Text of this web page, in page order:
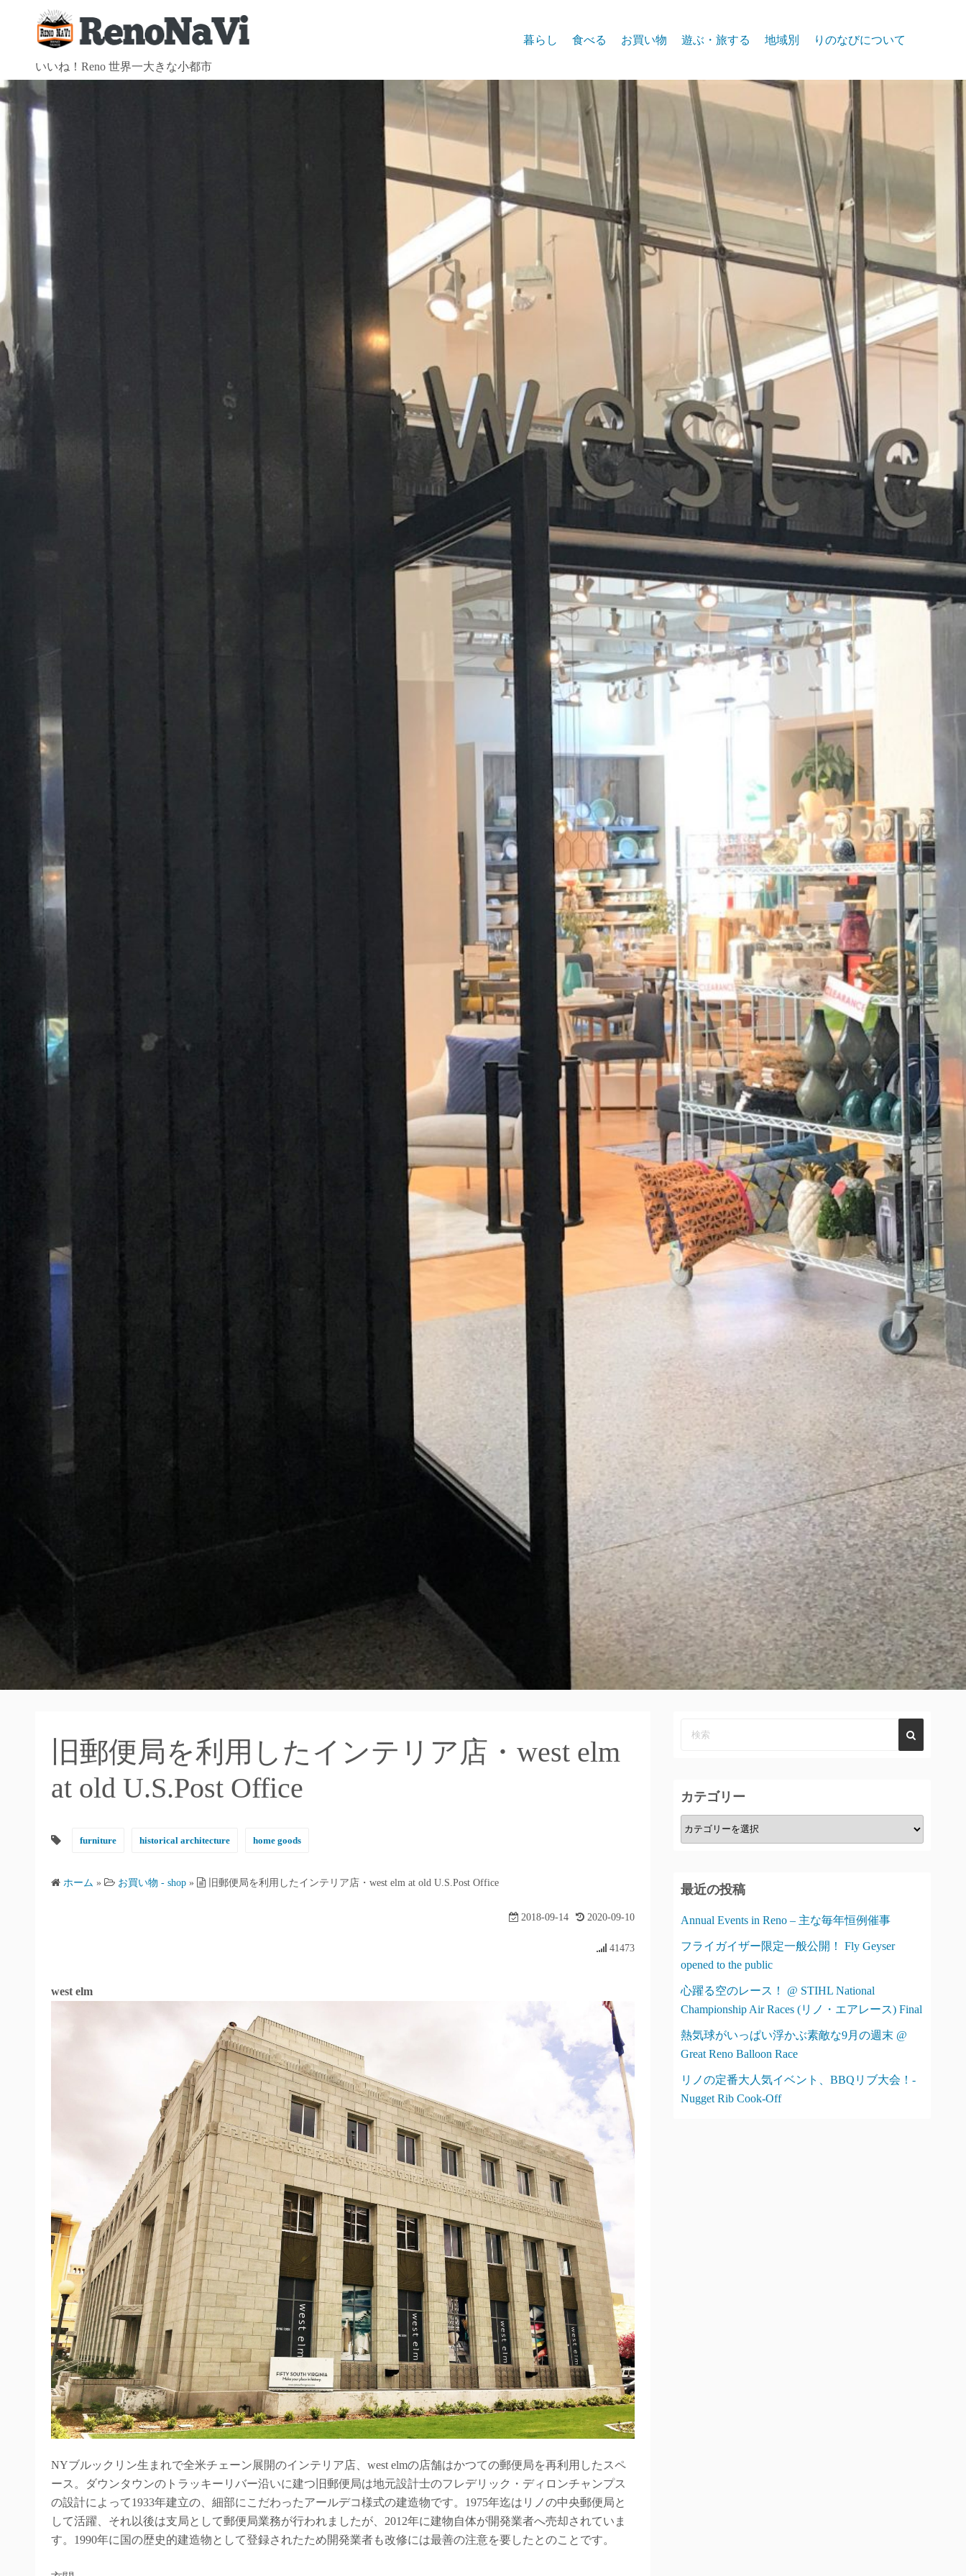
ツ
へ
ッ
いいね！Reno 世界一大きな小都市
暮らし 食べる お買い物 遊ぶ・旅する 地域別
リノ北部
リノ中心部
リノ南部
タホー湖
りのなびについて
プライバシー
旧郵便局を利用したインテリア店・west elm
at old U.S.Post Office
furniture historical architecture home goods
ホーム » お買い物 - shop » 旧郵便局を利用したインテリア店・west elm at old U.S.Post Office
2018-09-14 2020-09-10
41473
west elm
NYブルックリン生まれで全米チェーン展開のインテリア店、west elmの店舗はかつての郵便局を再利用したスペ
ース。ダウンタウンのトラッキーリバー沿いに建つ旧郵便局は地元設計士のフレデリック・ディロンチャンプス
の設計によって1933年建立の、細部にこだわったアールデコ様式の建造物です。1975年迄はリノの中央郵便局と
して活躍、それ以後は支局として郵便局業務が行われましたが、2012年に建物自体が開発業者へ売却されていま
す。1990年に国の歴史的建造物として登録されたため開発業者も改修には最善の注意を要したとのことです。
カテゴリー
カ
テ
ー
最近の投稿
Annual Events in Reno – 主な毎年恒例催事
フライガイザー限定一般公開！ Fly Geyser
opened to the public
心躍る空のレース！ @ STIHL National
Championship Air Races (リノ・エアレース) Final
熱気球がいっぱい浮かぶ素敵な9月の週末 @
Great Reno Balloon Race
リノの定番大人気イベント、BBQリブ大会！-
Nugget Rib Cook-Off